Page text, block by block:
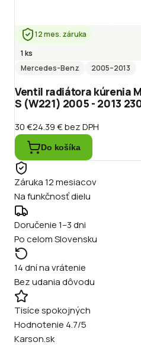
12 mes. záruka
1 ks
Mercedes-Benz
2005–2013
Ventil radiátora kúrenia
S (W221) 2005 - 2013
30 €24.39 €bez DPH
Do košíka
Záruka 12 mesiacov
Na funkčnosť dielu
Doručenie 1–3 dni
Po celom Slovensku
14 dní na vrátenie
Bez udania dôvodu
Tisíce spokojných
Hodnotenie 4.7/5
Karson.sk